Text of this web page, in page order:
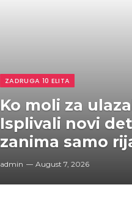
ZADRUGA 10 ELITA
Ko moli za
Isplivali novi
zanima samo
admin August 7, 2026